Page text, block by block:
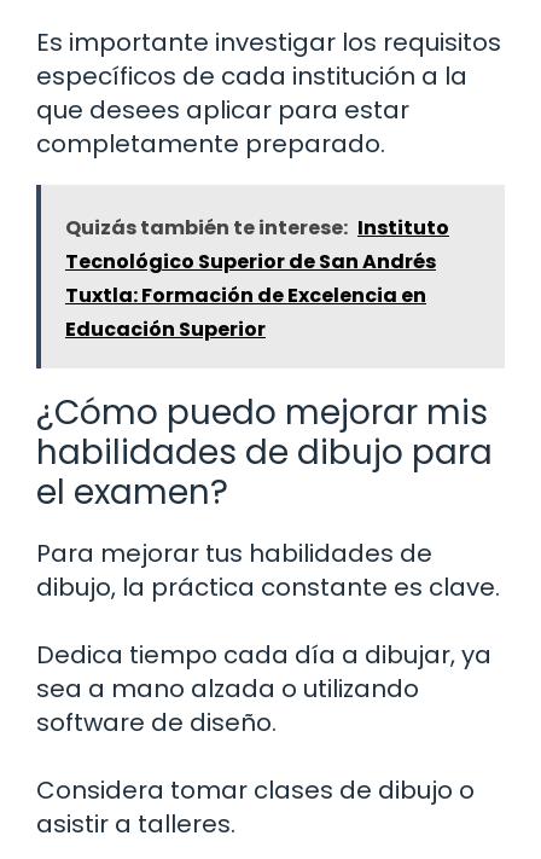
Es importante investigar los requisitos
específicos de cada institución a la
que desees aplicar para estar
completamente preparado.
Quizás también te interese: Instituto
Tecnológico Superior de San Andrés
Tuxtla: Formación de Excelencia en
Educación Superior
¿Cómo puedo mejorar mis
habilidades de dibujo para
el examen?
Para mejorar tus habilidades de
dibujo, la práctica constante es clave.
Dedica tiempo cada día a dibujar, ya
sea a mano alzada o utilizando
software de diseño.
Considera tomar clases de dibujo o
asistir a talleres.